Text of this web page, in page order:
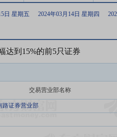
日 星期五 2024年03月14日 星期四
达到15%的前5只证券
交易营业部名称
路证券营业部